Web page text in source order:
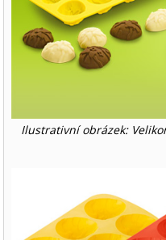
Ilustrativní obrázek: